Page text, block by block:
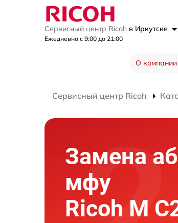
Сервисный центр Ricoh в Иркутске
Ежедневно с 9:00 до 21:00
О компании
Сервисный центр Ricoh
Замена
мфу
Ricoh M